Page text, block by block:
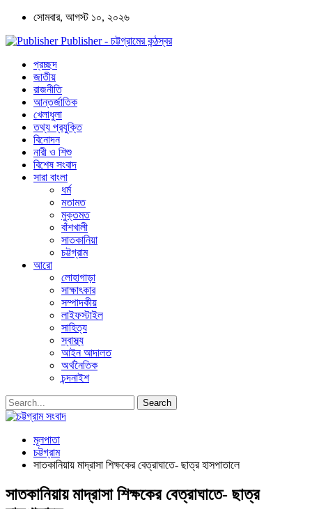
সোমবার, আগস্ট ১০, ২০২৬
Publisher - চট্টগ্রামের কন্ঠস্বর
প্রচ্ছদ
জাতীয়
রাজনীতি
আন্তর্জাতিক
খেলাধুলা
তথ্য প্রযুক্তি
বিনোদন
নারী ও শিশু
বিশেষ সংবাদ
সারা বাংলা
ধর্ম
মতামত
মুক্তমত
বাঁশখালী
সাতকানিয়া
চট্টগ্রাম
আরো
লোহাগাড়া
সাক্ষাৎকার
সম্পাদকীয়
লাইফস্টাইল
সাহিত্য
স্বাস্থ্য
আইন আদালত
অর্থনৈতিক
চন্দনাইশ
মূলপাতা
চট্টগ্রাম
সাতকানিয়ায় মাদ্রাসা শিক্ষকের বেত্রাঘাতে- ছাত্র হাসপাতালে
সাতকানিয়ায় মাদ্রাসা শিক্ষকের বেত্রাঘাতে- ছাত্র